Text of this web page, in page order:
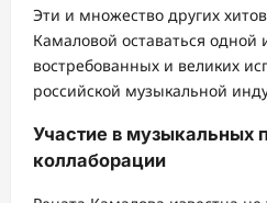
Эти и множество других
Камаловой оставаться одной
востребованных и великих
российской музыкальной
Участие в музыкальных
коллаборации